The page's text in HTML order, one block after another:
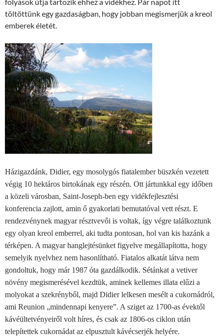
töltöttünk egy gazdaságban, hogy jobban megismerjük a kreol
emberek életét.
Házigazdánk, Didier, egy mosolygós fiatalember büszkén vezetett
végig 10 hektáros birtokának egy részén. Ott jártunkkal egy időben
a közeli városban, Saint-Joseph-ben egy vidékfejlesztési
konferencia zajlott, amin ő gyakorlati bemutatóval vett részt. E
rendezvénynek magyar résztvevői is voltak, így végre találkoztunk
egy olyan kreol emberrel, aki tudta pontosan, hol van kis hazánk a
térképen. A magyar hanglejtésünket figyelve megállapította, hogy
semelyik nyelvhez nem hasonlítható. Fiatalos alkatát látva nem
gondoltuk, hogy már 1987 óta gazdálkodik. Sétánkat a vetiver
növény megismerésével kezdtük, aminek kellemes illata elűzi a
molyokat a szekrényből, majd Didier lelkesen mesélt a cukornádról,
ami Reunion „mindennapi kenyere”. A sziget az 1700-as évektől
kávéültetvényeiről volt híres, és csak az 1806-os ciklon után
telepítettek cukornádat az elpusztult kávécserjék helyére.